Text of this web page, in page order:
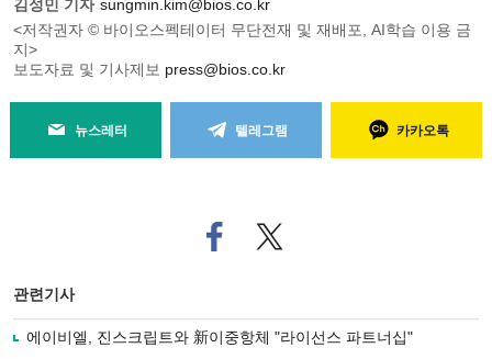
김성민 기자 sungmin.kim@bios.co.kr
<저작권자 © 바이오스펙테이터 무단전재 및 재배포, AI학습 이용 금
지>
보도자료 및 기사제보 press@bios.co.kr
뉴스레터 텔레그램 카카오톡
페
이
로
기
트위
터로
관련기사
에이비엘, 진스크립트와 新이중항체 "라이선스 파트너십"